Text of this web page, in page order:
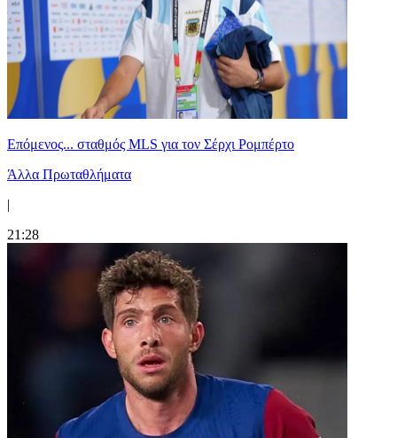
Επόμενος... σταθμός MLS για τον Σέρχι Ρομπέρτο
Άλλα Πρωταθλήματα
|
21:28